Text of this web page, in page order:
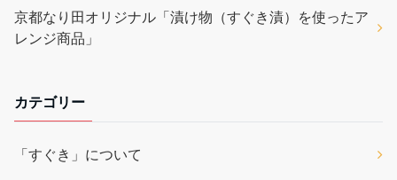
京都なり田オリジナル「漬け物（すぐき漬）を使ったア
レンジ商品」
カテゴリー
「すぐき」について